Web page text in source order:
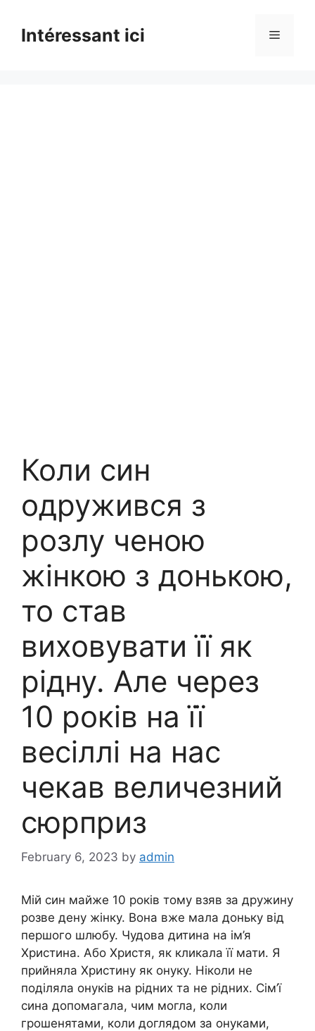
contentIntéressant ici Menu
Коли син
одружився з
розлу ченою
жінкою з донькою,
то став
виховувати її як
рідну. Але через
10 років на її
весіллі на нас
чекав величезний
сюрприз
February 6, 2023 by admin
Мій син майже 10 років тому взяв за дружину
розве дену жінку. Вона вже мала доньку від
першого шлюбу. Чудова дитина на ім’я
Христина. Або Христя, як кликала її мати. Я
прийняла Христину як онуку. Ніколи не
поділяла онуків на рідних та не рідних. Сім’ї
сина допомагала, чим могла, коли
грошенятами, коли доглядом за онуками,